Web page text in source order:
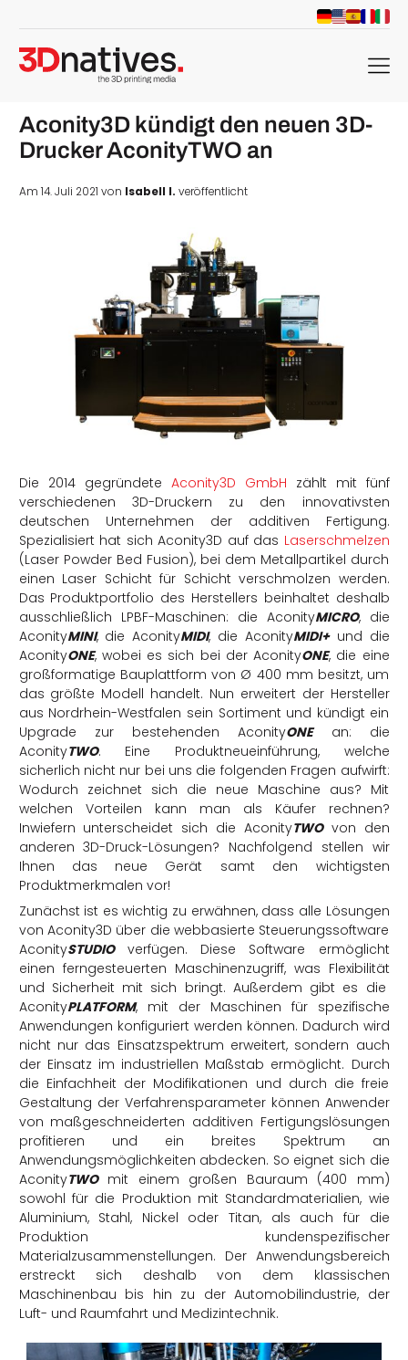
menu
Aconity3D kündigt den neuen 3D-
Drucker AconityTWO an
Am 14. Juli 2021 von Isabell I. veröffentlicht
Die 2014 gegründete Aconity3D GmbH zählt mit fünf
verschiedenen 3D-Druckern zu den innovativsten
deutschen Unternehmen der additiven Fertigung.
Spezialisiert hat sich Aconity3D auf das Laserschmelzen
(Laser Powder Bed Fusion), bei dem Metallpartikel durch
einen Laser Schicht für Schicht verschmolzen werden.
Das Produktportfolio des Herstellers beinhaltet deshalb
ausschließlich LPBF-Maschinen: die AconityMICRO, die
AconityMINI, die AconityMIDI, die AconityMIDI+und die
AconityONE, wobei es sich bei der AconityONE, die eine
großformatige Bauplattform von Ø 400 mm besitzt, um
das größte Modell handelt. Nun erweitert der Hersteller
aus Nordrhein-Westfalen sein Sortiment und kündigt ein
Upgrade zur bestehenden AconityONEan: die
AconityTWO. Eine Produktneueinführung, welche
sicherlich nicht nur bei uns die folgenden Fragen aufwirft:
Wodurch zeichnet sich die neue Maschine aus? Mit
welchen Vorteilen kann man als Käufer rechnen?
Inwiefern unterscheidet sich die AconityTWOvon den
anderen 3D-Druck-Lösungen? Nachfolgend stellen wir
Ihnen das neue Gerät samt den wichtigsten
Produktmerkmalen vor!
Zunächst ist es wichtig zu erwähnen, dass alle Lösungen
von Aconity3D über die webbasierte Steuerungssoftware
AconitySTUDIOverfügen. Diese Software ermöglicht
einen ferngesteuerten Maschinenzugriff, was Flexibilität
und Sicherheit mit sich bringt. Außerdem gibt es die
AconityPLATFORM, mit der Maschinen für spezifische
Anwendungen konfiguriert werden können. Dadurch wird
nicht nur das Einsatzspektrum erweitert, sondern auch
der Einsatz im industriellen Maßstab ermöglicht. Durch
die Einfachheit der Modifikationen und durch die freie
Gestaltung der Verfahrensparameter können Anwender
von maßgeschneiderten additiven Fertigungslösungen
profitieren und ein breites Spektrum an
Anwendungsmöglichkeiten abdecken. So eignet sich die
AconityTWOmit einem großen Bauraum (400 mm)
sowohl für die Produktion mit Standardmaterialien, wie
Aluminium, Stahl, Nickel oder Titan, als auch für die
Produktion kundenspezifischer
Materialzusammenstellungen. Der Anwendungsbereich
erstreckt sich deshalb von dem klassischen
Maschinenbau bis hin zu der Automobilindustrie, der
Luft- und Raumfahrt und Medizintechnik.